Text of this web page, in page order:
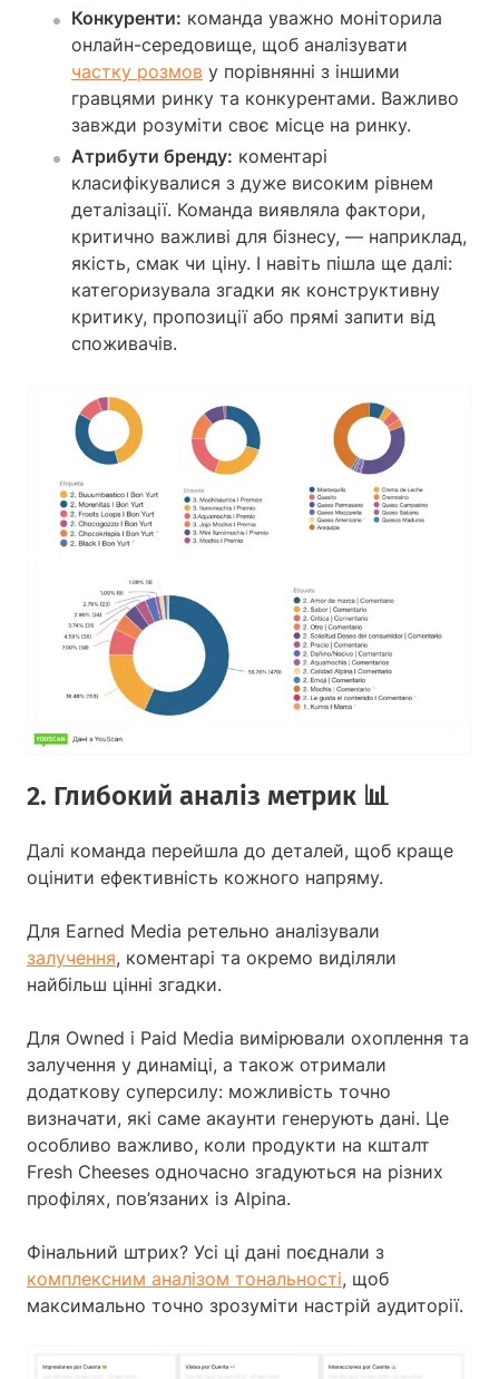
Конкуренти: команда уважно моніторила
онлайн-середовище, щоб аналізувати
частку розмов у порівнянні з іншими
гравцями ринку та конкурентами. Важливо
завжди розуміти своє місце на ринку.
Атрибути бренду: коментарі
класифікувалися з дуже високим рівнем
деталізації. Команда виявляла фактори,
критично важливі для бізнесу, — наприклад,
якість, смак чи ціну. І навіть пішла ще далі:
категоризувала згадки як конструктивну
критику, пропозиції або прямі запити від
споживачів.
2. Глибокий аналіз метрик 📊
Далі команда перейшла до деталей, щоб краще
оцінити ефективність кожного напряму.
Для Earned Media ретельно аналізували
залучення, коментарі та окремо виділяли
найбільш цінні згадки.
Для Owned і Paid Media вимірювали охоплення та
залучення у динаміці, а також отримали
додаткову суперсилу: можливість точно
визначати, які саме акаунти генерують дані. Це
особливо важливо, коли продукти на кшталт
Fresh Cheeses одночасно згадуються на різних
профілях, пов’язаних із Alpina.
Фінальний штрих? Усі ці дані поєднали з
комплексним аналізом тональності, щоб
максимально точно зрозуміти настрій аудиторії.